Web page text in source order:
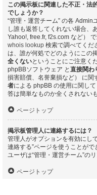
この掲示板に関連した不正・法
でしょうか？
“管理・運営チーム” の各
し誰も返答してくれない場合、
Yahoo!, free.fr, f2s.com など）
whois lookup 検索で調べてくだ
は、誰が何処でどのようにこの
全くないということにご注意く
phpBBソフトウェア と 直接関わ
損害賠償、名誉棄損など） に関
者による phpBB の使用に関し
答は簡単なものか全くされない
ページトップ
掲示板管理人に連絡するには？
管理人がオプションを有効にし
連絡する”ページを使うことがで
ユーザは“管理・運営チーム”の
ページトップ